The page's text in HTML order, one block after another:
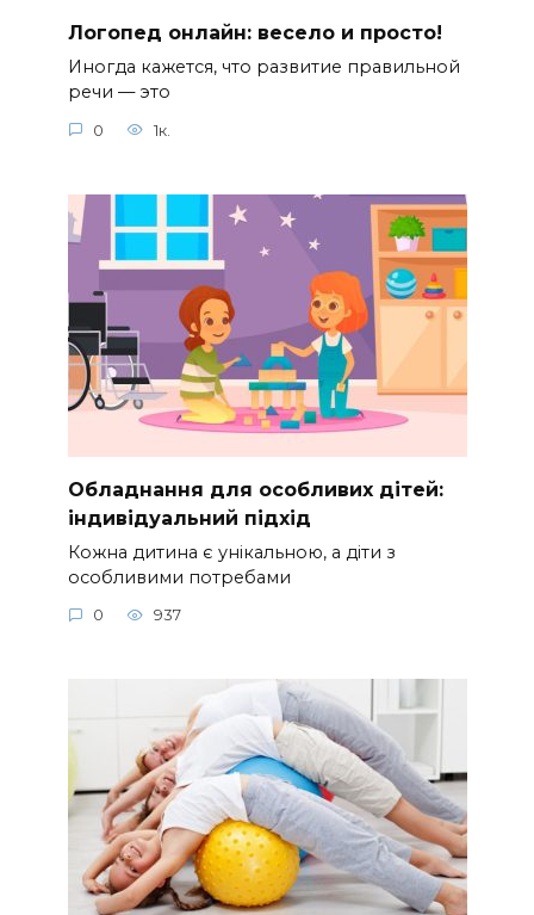
Логопед онлайн: весело и просто!
Иногда кажется, что развитие правильной
речи — это
0 1к.
Обладнання для особливих дітей:
індивідуальний підхід
Кожна дитина є унікальною, а діти з
особливими потребами
0 937